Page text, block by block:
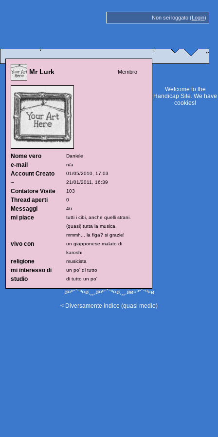
Non sei loggato (Login)
Mr Lurk Membro
Nome vero Daniele
e-mail n/a
Account Creato 01/05/2010, 17:03
~ 21/01/2011, 16:39
Contatore Visite 103
Thread aperti 0
Messaggi 46
mi piace
tutti i cibi, anche quelli strani.
(quasi) tutta la musica.
mmmh... la figa? si grazie!
vivo con
un giapponese malato di
karoshi
religione musicista
mi interesso di un po' di tutto
studio di tutto un po'
Welcome to the
Handicap Site. We have
cookies!
ø¤º°`°º¤ø,¸¸,ø¤º°`°º¤ø,¸¸,øø¤º°`°º¤ø
< Diversamente indice (quasi medio)